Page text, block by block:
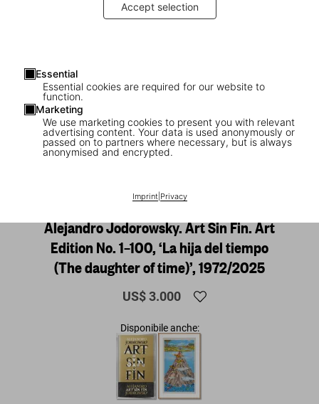
Accept selection
Essential
Essential cookies are required for our website to
function.
Marketing
We use marketing cookies to present you with relevant
advertising content. Your data is used anonymously or
passed on to partners where necessary, but is always
anonymised and encrypted.
Imprint| Privacy
/
Alejandro Jodorowsky. Art Sin Fin. Art
Edition No. 1–100, ‘La hija del tiempo
(The daughter of time)’, 1972/2025
US$ 3.000
Disponibile anche: